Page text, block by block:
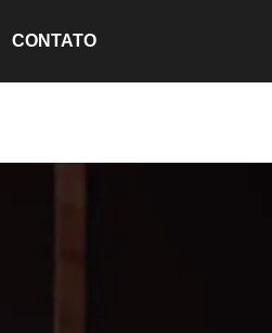
CONTATO